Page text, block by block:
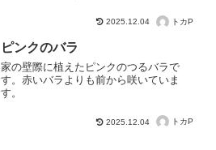
2025.12.04 トカP
ピンクのバラ
家の壁際に植えたピンクのつるバラで
す。赤いバラよりも前から咲いていま
す。
2025.12.04 トカP